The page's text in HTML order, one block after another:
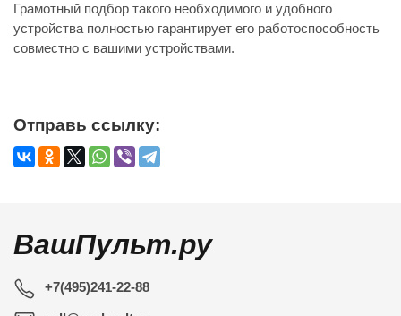
Грамотный подбор такого необходимого и удобного
устройства полностью гарантирует его работоспособность
совместно с вашими устройствами.
Отправь ссылку:
ВашПульт.ру
+7(495)241-22-88